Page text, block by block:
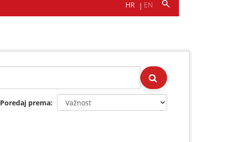
Poredaj prema